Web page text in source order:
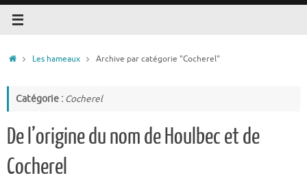
AccueilLes hameaux Archive par catégorie "Cocherel"
Catégorie : Cocherel
De l’origine du nom de Houlbec et de
Cocherel